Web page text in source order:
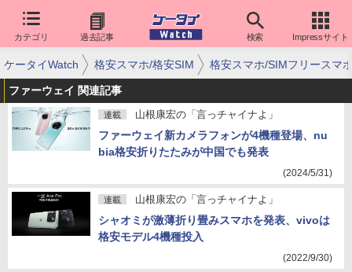
カテゴリ 過去記事 検索 Impressサイト
ケータイWatch 格安スマホ/格安SIM 格安スマホ/SIMフリースマ
ファーウェイ 関連記事
連載 山根康宏の「言っチャイナよ」
ファーウェイ新カメラフォンが4機種登場、nu
bia格安折りたたみが中国でも発表
(2024/5/31)
連載 山根康宏の「言っチャイナよ」
シャオミが激薄折り畳みスマホを発表、vivoは
格安モデル4機種投入
(2022/9/30)